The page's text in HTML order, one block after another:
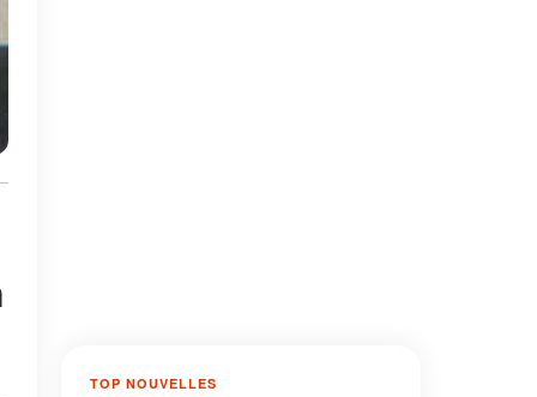
TOP NOUVELLES